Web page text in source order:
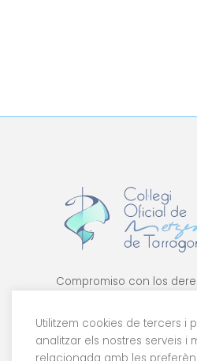
Compromiso con los
la tecnología.
Utilitzem cookies de tercers i
analitzar els nostres serveis i